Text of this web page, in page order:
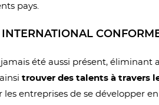
pays.
été aussi présent, éliminant
trouver des talents à travers
les entreprises de se développer